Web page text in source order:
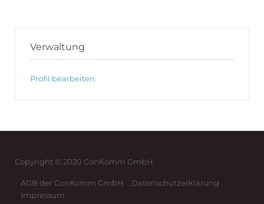
Verwaltung
Profil bearbeiten
Copyright © 2020 ConKomm GmbH
AGB der ConKomm GmbH
Datenschutzerklärung
Impressum